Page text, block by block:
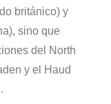
británico) y
sino que
del North
y el Haud